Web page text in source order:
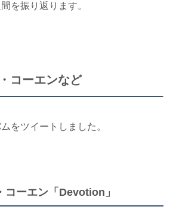
を振り返ります。
コーエンなど
をツイートしました。
コーエン「Devotion」